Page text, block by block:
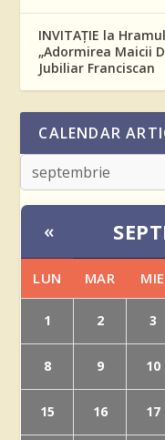
INVITAȚIE la
„Adormirea Maicii
Jubiliar Franciscan
CALENDAR
«
LUN MAR MIE
1 2 3
8 9 10
15 16 17